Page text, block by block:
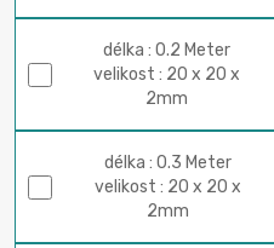
délka : 0.2 Meter
velikost : 20 x 20 x
2mm
délka : 0.3 Meter
velikost : 20 x 20 x
2mm